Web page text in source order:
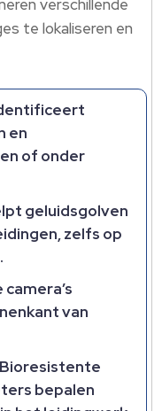
verschillende
te lokaliseren en
en
of onder
geluidsgolven
zelfs op
van
bepalen